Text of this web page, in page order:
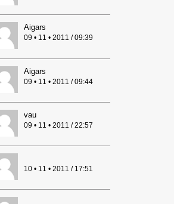
Aigars
09 • 11 • 2011 / 09:39
Aigars
09 • 11 • 2011 / 09:44
vau
09 • 11 • 2011 / 22:57
10 • 11 • 2011 / 17:51